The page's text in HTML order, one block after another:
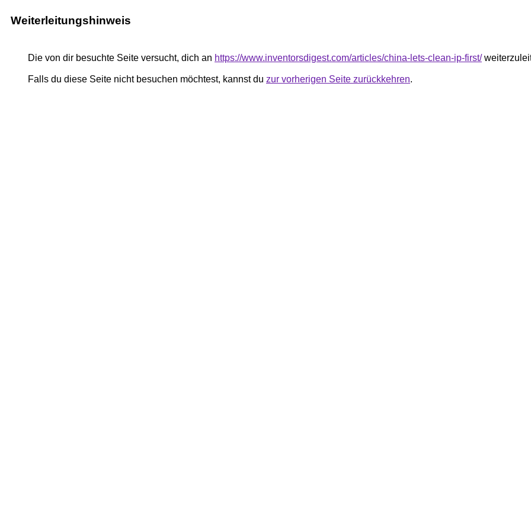
Weiterleitungshinweis
Die von dir besuchte Seite versucht, dich an https://www.inventorsdigest.com/articles/china-lets-clean-ip-first/
Falls du diese Seite nicht besuchen möchtest, kannst du zur vorherigen Seite zurückkehren.